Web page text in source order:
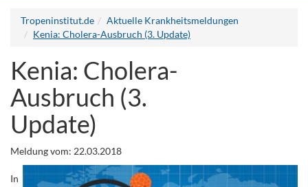
Tropeninstitut.de
Aktuelle Krankheitsmeldungen
Kenia: Cholera-Ausbruch (3. Update)
Kenia: Cholera-
Ausbruch (3.
Update)
Meldung vom: 22.03.2018
In